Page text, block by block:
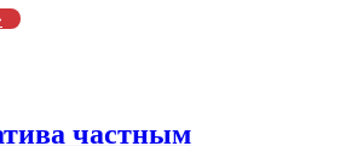
частным